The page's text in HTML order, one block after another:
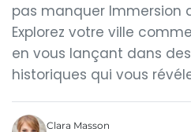
pas manquer Immersion
Explorez votre ville
en vous lançant dans
historiques qui vous
Clara Masson